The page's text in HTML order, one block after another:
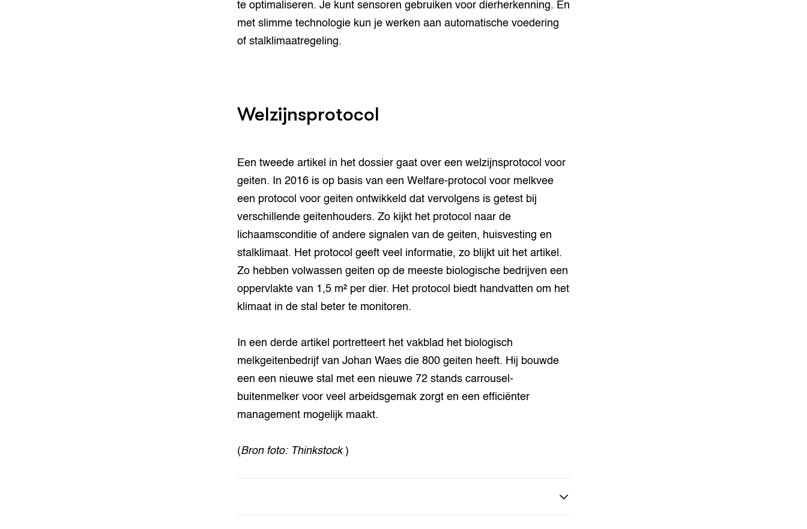
te optimaliseren. Je kunt sensoren gebruiken voor dierherkenning. En
met slimme technologie kun je werken aan automatische voedering
of stalklimaatregeling.
Welzijnsprotocol
Een tweede artikel in het dossier gaat over een welzijnsprotocol voor
geiten. In 2016 is op basis van een Welfare-protocol voor melkvee
een protocol voor geiten ontwikkeld dat vervolgens is getest bij
verschillende geitenhouders. Zo kijkt het protocol naar de
lichaamsconditie of andere signalen van de geiten, huisvesting en
stalklimaat. Het protocol geeft veel informatie, zo blijkt uit het artikel.
Zo hebben volwassen geiten op de meeste biologische bedrijven een
oppervlakte van 1,5 m² per dier. Het protocol biedt handvatten om het
klimaat in de stal beter te monitoren.
In een derde artikel portretteert het vakblad het biologisch
melkgeitenbedrijf van Johan Waes die 800 geiten heeft. Hij bouwde
een een nieuwe stal met een nieuwe 72 stands carrousel-
buitenmelker voor veel arbeidsgemak zorgt en een efficiënter
management mogelijk maakt.
(Bron foto: Thinkstock )